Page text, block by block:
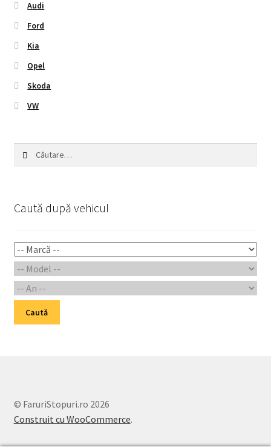
Audi
Ford
Kia
Opel
Skoda
VW
Caută după vehicul
Caută
© FaruriStopuri.ro 2026
Construit cu WooCommerce.